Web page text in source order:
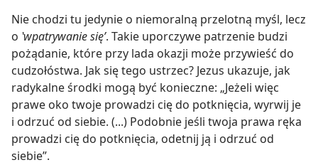
Nie chodzi tu jedynie o niemoralną przelotną myśl, lecz
o ‛wpatrywanie się’. Takie uporczywe patrzenie budzi
pożądanie, które przy lada okazji może przywieść do
cudzołóstwa. Jak się tego ustrzec? Jezus ukazuje, jak
radykalne środki mogą być konieczne: „Jeżeli więc
prawe oko twoje prowadzi cię do potknięcia, wyrwij je
i odrzuć od siebie. (...) Podobnie jeśli twoja prawa ręka
prowadzi cię do potknięcia, odetnij ją i odrzuć od
siebie”.